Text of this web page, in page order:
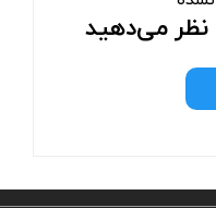
نظر می‌دهید